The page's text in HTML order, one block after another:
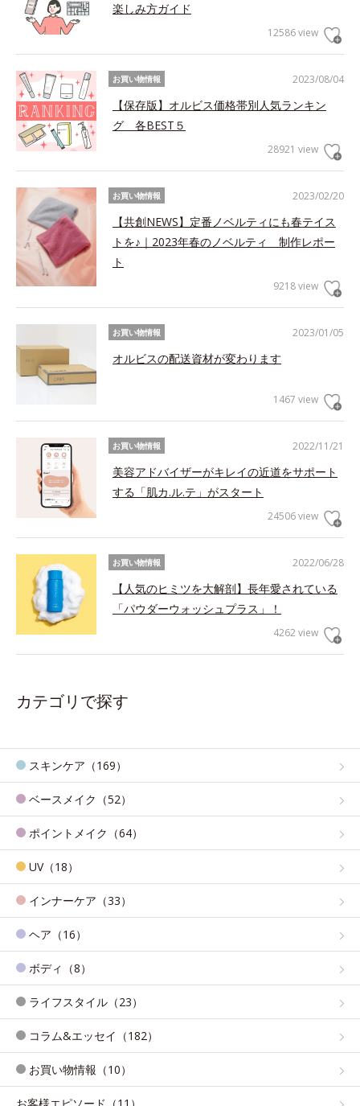
楽しみ方ガイド
12586 view
2023/08/04
お買い物情報
【保存版】オルビス価格帯別人気ランキン
グ 各BEST５
28921 view
2023/02/20
お買い物情報
【共創NEWS】定番ノベルティにも春テイス
トを♪｜2023年春のノベルティ 制作レポー
ト
9218 view
2023/01/05
お買い物情報
オルビスの配送資材が変わります
1467 view
2022/11/21
お買い物情報
美容アドバイザーがキレイの近道をサポート
する「肌カ.ル.テ」がスタート
24506 view
2022/06/28
お買い物情報
【人気のヒミツを大解剖】長年愛されている
「パウダーウォッシュプラス」！
4262 view
カテゴリで探す
スキンケア（169）
ベースメイク（52）
ポイントメイク（64）
UV（18）
インナーケア（33）
ヘア（16）
ボディ（8）
ライフスタイル（23）
コラム&エッセイ（182）
お買い物情報（10）